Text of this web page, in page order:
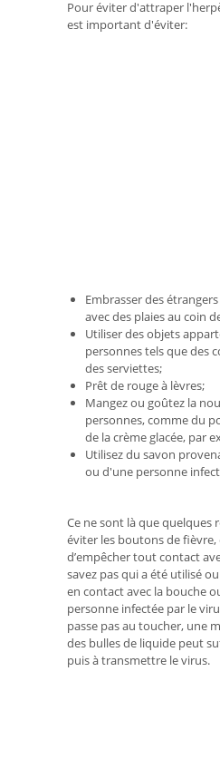
Pour éviter d'attraper
est important d'éviter:
Embrasser des
avec des plaies au coin
Utiliser des objets
personnes tels que des
des serviettes;
Prêt de rouge à lèvres;
Mangez ou goûtez la
personnes, comme du
de la crème glacée, par
Utilisez du savon
ou d'une personne
Ce ne sont là que quelques
éviter les boutons de
d’empêcher tout contact
savez pas qui a été utilisé
en contact avec la bouche
personne infectée par le
passe pas au toucher, une
des bulles de liquide peut
puis à transmettre le virus.